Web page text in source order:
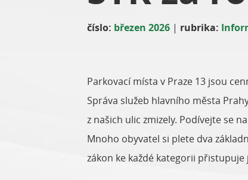
číslo: březen 2026 | rubrika:
Parkovací místa v Praze 13 jsou
Správa služeb hlavního města
z našich ulic zmizely. Podívejte se
Mnoho obyvatel si plete dva
zákon ke každé kategorii přistupuje